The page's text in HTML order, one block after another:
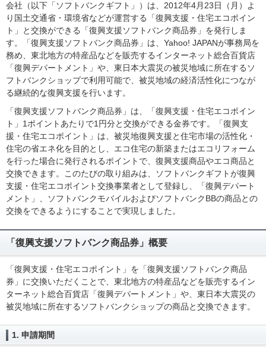
会社（以下「ソフトバンクギフト」）は、2012年4月23日（月）よ
り国土交通省・環境省などが運営する「復興支援・住宅エコポイン
ト」と交換ができる「復興支援ソフトバンク商品券」を発行しま
す。「復興支援ソフトバンク商品券」は、Yahoo! JAPANが事務局を
務め、東北地方の特産品などを販売するインターネット総合百貨店
「復興デパートメント」や、東日本大震災の被災地域に所在するソ
フトバンクショップで利用可能で、被災地域の経済活性化につなが
る継続的な復興支援を行います。
「復興支援ソフトバンク商品券」は、「復興支援・住宅エコポイン
ト」1ポイントあたりで1円分と交換ができる金券です。「復興支
援・住宅エコポイント」は、被災地復興支援と住宅市場の活性化・
住宅の省エネ化を目的とし、エコ住宅の新築またはエコリフォーム
を行った場合に発行されるポイントで、復興支援商品やエコ商品と
交換できます。このたびの取り組みは、ソフトバンクギフトが復興
支援・住宅エコポイント交換事業者として登録し、「復興デパート
メント」、ソフトバンクモバイルおよびソフトバンクBBの商品との
交換をできるようにすることで実現しました。
「復興支援ソフトバンク商品券」概要
「復興支援・住宅エコポイント」を「復興支援ソフトバンク商品
券」に交換いただくことで、東北地方の特産品などを販売するイン
ターネット総合百貨店「復興デパートメント」や、東日本大震災の
被災地域に所在するソフトバンクショップの商品と交換できます。
1. 申請期間